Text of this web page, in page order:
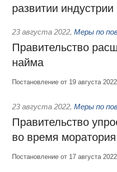
развитии
23 августа 2022, Меры по
Правительство
найма
Постановление от 19 августа
23 августа 2022, Меры по
Правительство
во время моратория
Постановление от 17 августа